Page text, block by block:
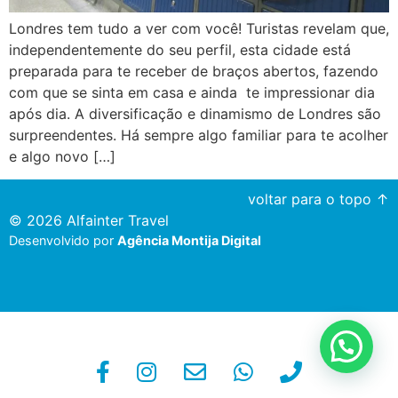
Londres tem tudo a ver com você! Turistas revelam que,
independentemente do seu perfil, esta cidade está
preparada para te receber de braços abertos, fazendo
com que se sinta em casa e ainda te impressionar dia
após dia. A diversificação e dinamismo de Londres são
surpreendentes. Há sempre algo familiar para te acolher
e algo novo […]
voltar para o topo ↑
© 2026 Alfainter Travel
Desenvolvido por Agência Montija Digital